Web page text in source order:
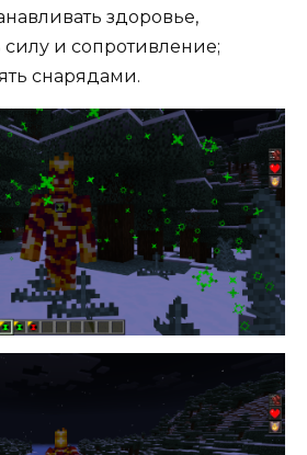
здоровье,
силу и сопротивление;
снарядами.